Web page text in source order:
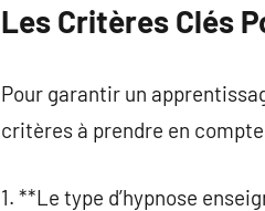
Les Critères Clés
Pour garantir un
critères à prendre en
1. **Le type d’hypnose